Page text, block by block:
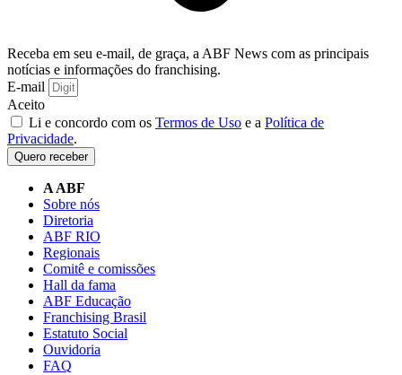
Receba em seu e-mail, de graça, a ABF News com as principais
notícias e informações do franchising.
E-mail
Aceito
Li e concordo com os Termos de Uso e a Política de
Privacidade.
Quero receber
A ABF
Sobre nós
Diretoria
ABF RIO
Regionais
Comitê e comissões
Hall da fama
ABF Educação
Franchising Brasil
Estatuto Social
Ouvidoria
FAQ